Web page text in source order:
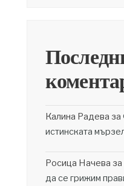
Калина Радева за
истинската
Росица Начева за
да се грижим